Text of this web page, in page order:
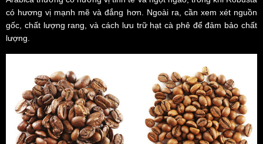
có hương vị mạnh mẽ và đắng hơn. Ngoài ra, cần xem xét nguồn
gốc, chất lượng rang, và cách lưu trữ hạt cà phê để đảm bảo chất
lượng.